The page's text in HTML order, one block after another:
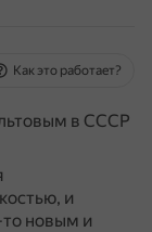
Как это работает?
в СССР
и
то новым и